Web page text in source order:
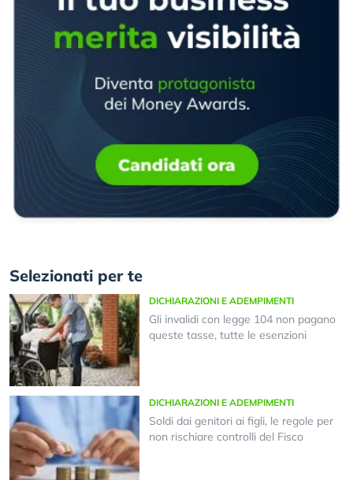
Selezionati per te
DICHIARAZIONI E ADEMPIMENTI
Gli invalidi con legge 104 non pagano
queste tasse, tutte le esenzioni
DICHIARAZIONI E ADEMPIMENTI
Soldi dai genitori ai figli, le regole per
non rischiare controlli del Fisco